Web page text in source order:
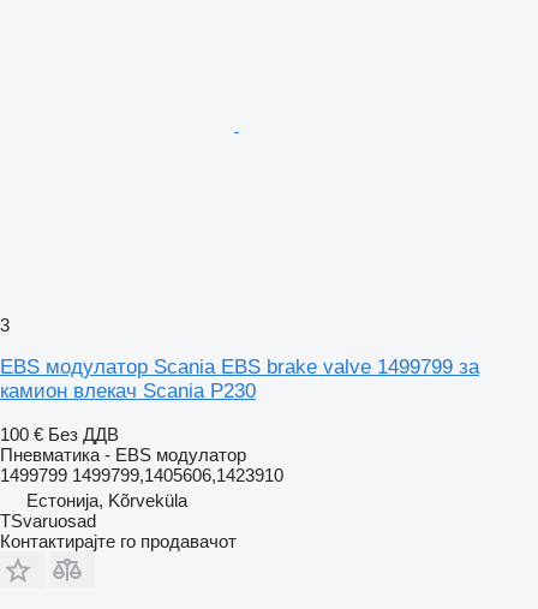
3
EBS модулатор Scania EBS brake valve 1499799 за
камион влекач Scania P230
100 € Без ДДВ
Пневматика - EBS модулатор
1499799 1499799,1405606,1423910
Естонија, Kõrveküla
TSvaruosad
Контактирајте го продавачот